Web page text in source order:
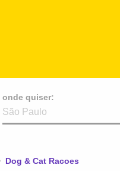
onde quiser:
Atual:
Dog & Cat Racoes